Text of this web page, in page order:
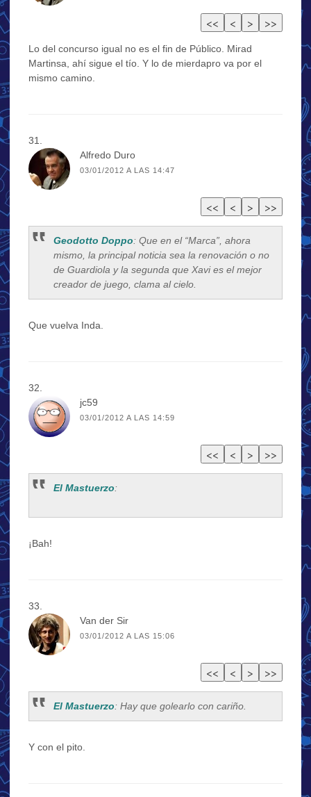
Lo del concurso igual no es el fin de Público. Mirad
Martinsa, ahí sigue el tío. Y lo de mierdapro va por el
mismo camino.
Alfredo Duro
03/01/2012 A LAS 14:47
Geodotto Doppo: Que en el “Marca”, ahora
mismo, la principal noticia sea la renovación o no
de Guardiola y la segunda que Xavi es el mejor
creador de juego, clama al cielo.
Que vuelva Inda.
jc59
03/01/2012 A LAS 14:59
El Mastuerzo:
¡Bah!
Van der Sir
03/01/2012 A LAS 15:06
El Mastuerzo: Hay que golearlo con cariño.
Y con el pito.